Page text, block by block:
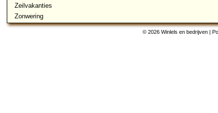
Zeilvakanties
Zonwering
© 2026 Winlels en bedrijven |